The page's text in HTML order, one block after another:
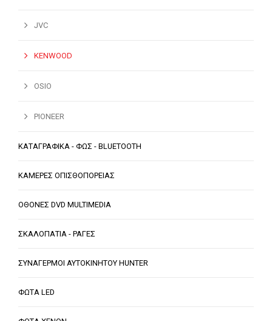
JVC
KENWOOD
OSIO
PIONEER
ΚΑΤΑΓΡΑΦΙΚΑ - ΦΩΣ - BLUETOOTH
ΚΑΜΕΡΕΣ ΟΠΙΣΘΟΠΟΡΕΙΑΣ
ΟΘΟΝΕΣ DVD MULTIMEDIA
ΣΚΑΛΟΠΑΤΙΑ - ΡΑΓΕΣ
ΣΥΝΑΓΕΡΜΟΙ ΑΥΤΟΚΙΝΗΤΟΥ HUNTER
ΦΩΤΑ LED